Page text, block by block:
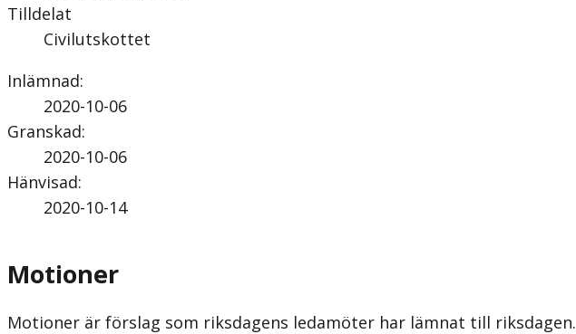
Tilldelat
Civilutskottet
Inlämnad:
2020-10-06
Granskad:
2020-10-06
Hänvisad:
2020-10-14
Motioner
Motioner är förslag som riksdagens ledamöter har lämnat till riksdagen.